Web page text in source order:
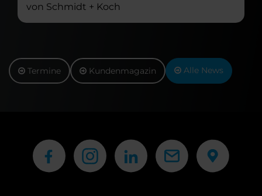
von Schmidt + Koch
Termine Kundenmagazin Alle News